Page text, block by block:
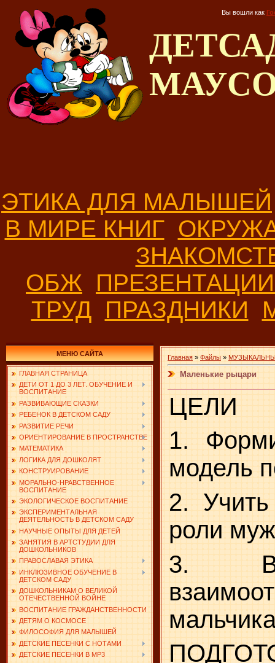
Вы вошли как
ЭТИКА ДЛЯ МАЛЫШЕЙ
В МИРЕ КНИГ
ОБЖ
ТРУД ПРАЗДНИКИ
МЕНЮ САЙТА
ГЛАВНАЯ СТРАНИЦА
ДЕТИ ОТ 1 ДО 3 ЛЕТ. ОБУЧЕНИЕ И
ВОСПИТАНИЕ
РАЗВИВАЮЩИЕ СКАЗКИ
РЕБЕНОК В ДЕТСКОМ САДУ
РАЗВИТИЕ РЕЧИ
ОРИЕНТИРОВАНИЕ В ПРОСТРАНСТВЕ
МАТЕМАТИКА
ЛОГИКА ДЛЯ ДОШКОЛЯТ
КОНСТРУИРОВАНИЕ
МОРАЛЬНО-НРАВСТВЕННОЕ
ВОСПИТАНИЕ
ЭКОЛОГИЧЕСКОЕ ВОСПИТАНИЕ
ЭКСПЕРИМЕНТАЛЬНАЯ
ДЕЯТЕЛЬНОСТЬ В ДЕТСКОМ САДУ
НАУЧНЫЕ ОПЫТЫ ДЛЯ ДЕТЕЙ
ЗАНЯТИЯ В АРТСТУДИИ ДЛЯ
ДОШКОЛЬНИКОВ
ПРАВОСЛАВАЯ ЭТИКА
ИНКЛЮЗИВНОЕ ОБУЧЕНИЕ В
ДЕТСКОМ САДУ
ДОШКОЛЬНИКАМ О ВЕЛИКОЙ
ОТЕЧЕСТВЕННОЙ ВОЙНЕ
ВОСПИТАНИЕ ГРАЖДАНСТВЕННОСТИ
ДЕТЯМ О КОСМОСЕ
ФИЛОСОФИЯ ДЛЯ МАЛЫШЕЙ
ДЕТСКИЕ ПЕСЕНКИ С НОТАМИ
ДЕТСКИЕ ПЕСЕНКИ В MP3
Главная » Файлы »
Маленькие рыцари
ЦЕЛИ
1.
модель
2.
роли
3.